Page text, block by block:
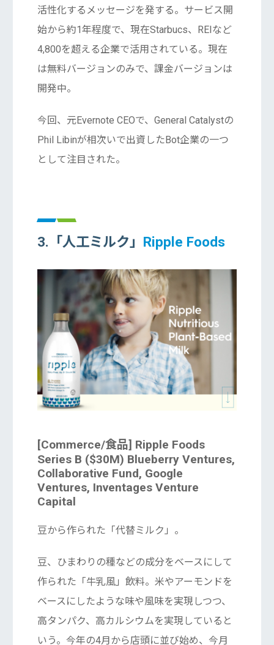
活性化するメッセージを発する。サービス開
始から約1年程度で、現在Starbucs、REIなど
4,800を超える企業で活用されている。現在
は無料バージョンのみで、課金バージョンは
開発中。
今回、元Evernote CEOで、General Catalystの
Phil Libinが相次いで出資したBot企業の一つ
として注目された。
3.「人工ミルク」 Ripple Foods
[Commerce/食品] Ripple Foods
Series B ($30M) Blueberry Ventures,
Collaborative Fund, Google
Ventures, Inventages Venture
Capital
豆から作られた「代替ミルク」。
豆、ひまわりの種などの成分をベースにして
作られた「牛乳風」飲料。米やアーモンドを
ベースにしたような味や風味を実現しつつ、
高タンパク、高カルシウムを実現していると
いう。今年の4月から店頭に並び始め、今月